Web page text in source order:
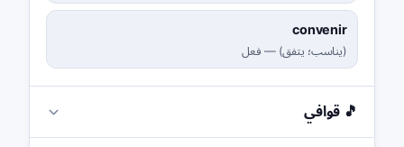
convenir
(يناسب؛ يتفق)
—فعل
🎵 قوافي